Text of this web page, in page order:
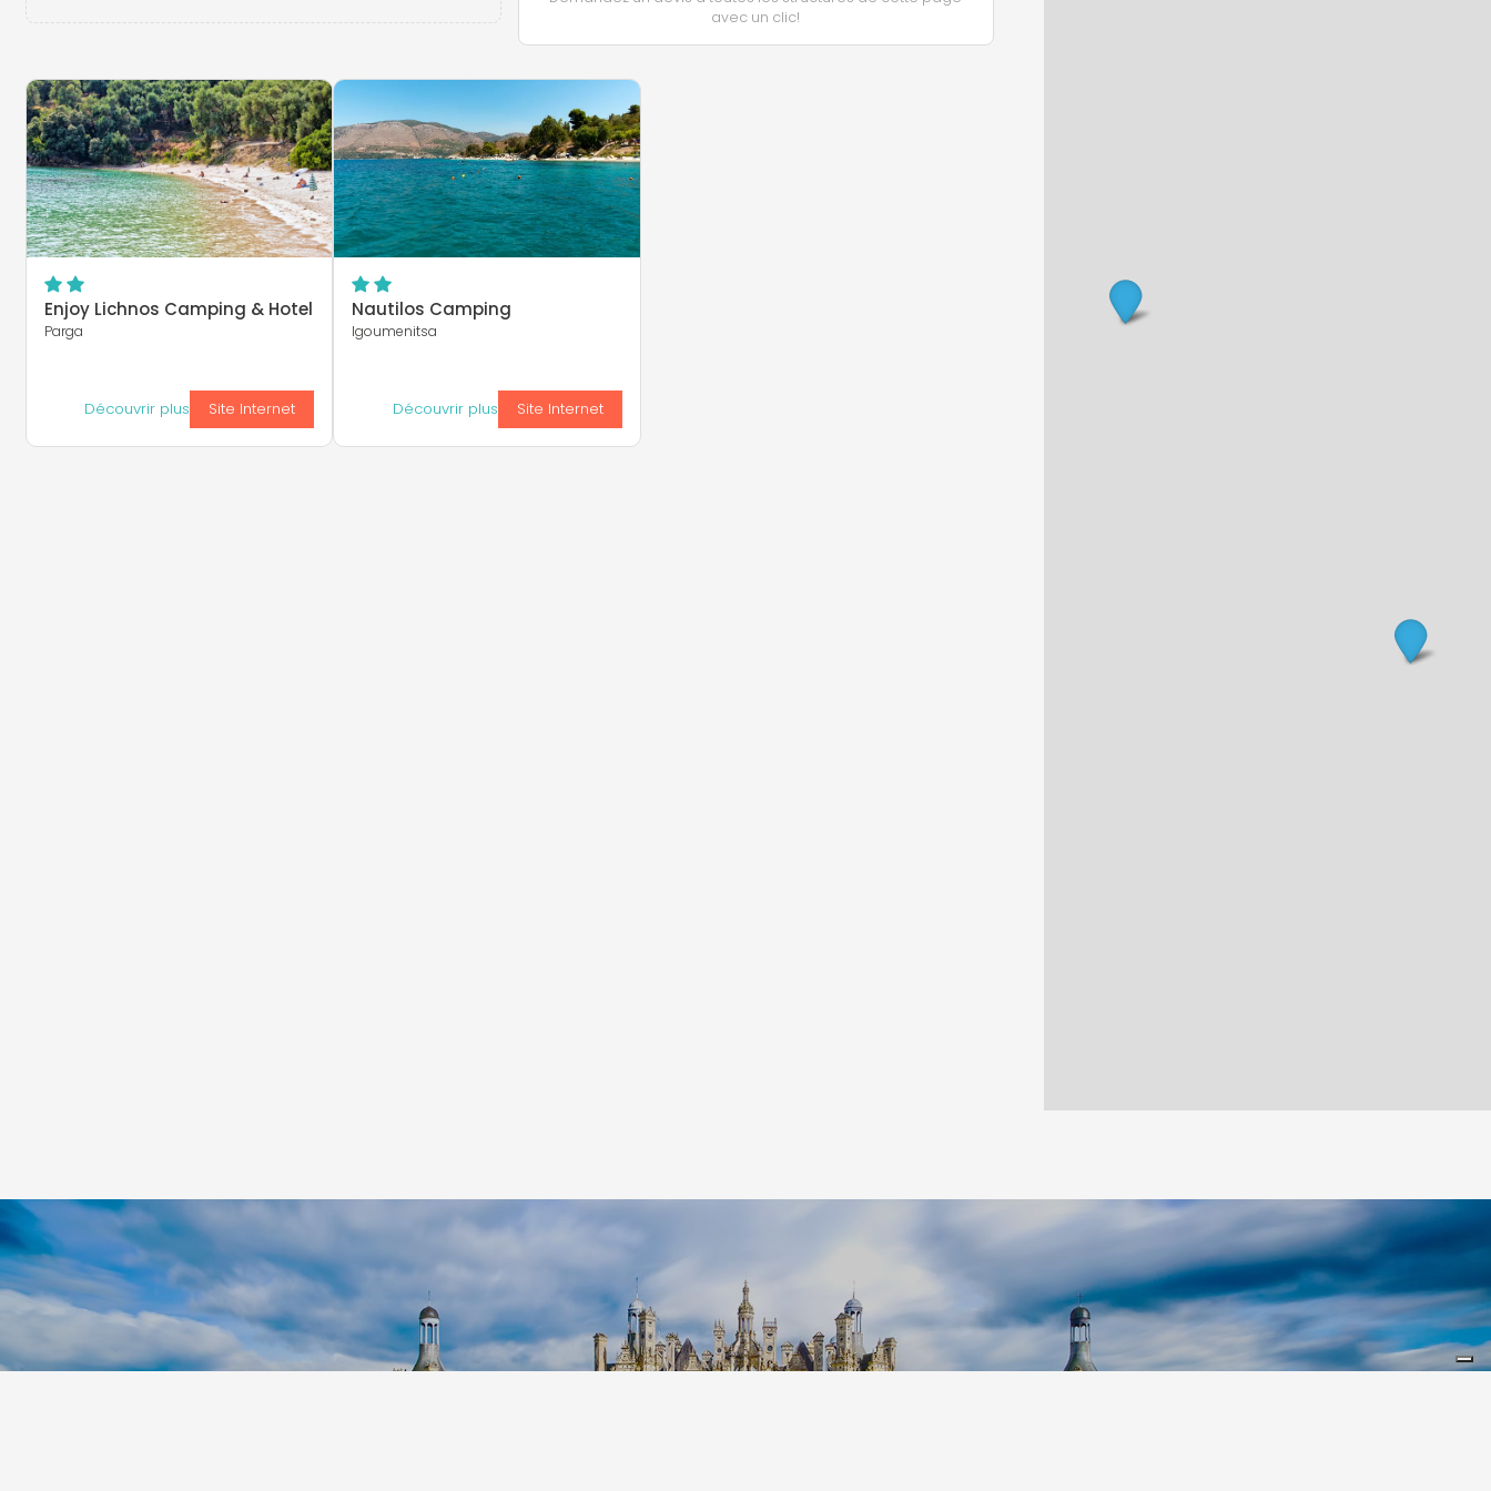
Leaflet|©Koobcamp S.r.l.
avec un clic!
Enjoy Lichnos Camping & Hotel
Parga
Découvrir plus Site Internet
Nautilos Camping
Igoumenitsa
Découvrir plus Site Internet